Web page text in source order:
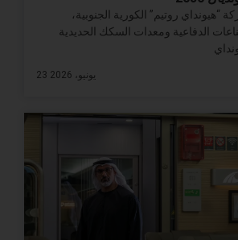
“هيونداي روتيم” الكورية الجنوبية،
الدفاعية ومعدات السكك الحديدية
23 يونيو، 2026